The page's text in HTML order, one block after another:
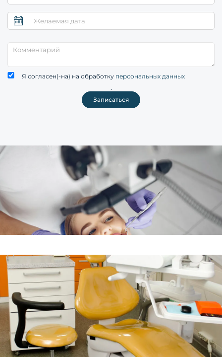
Я согласен(-на) на обработку персональных данных
.
Записаться